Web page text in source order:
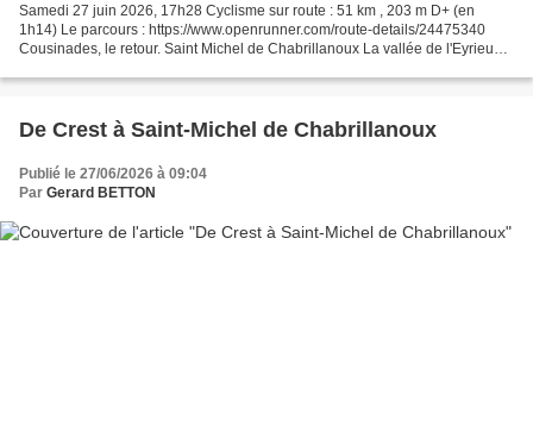
Samedi 27 juin 2026, 17h28 Cyclisme sur route : 51 km , 203 m D+ (en
1h14) Le parcours : https://www.openrunner.com/route-details/24475340
Cousinades, le retour. Saint Michel de Chabrillanoux La vallée de l'Eyrieux,
De Crest à Saint-Michel de Chabrillanoux
Publié le 27/06/2026 à 09:04
Par Gerard BETTON